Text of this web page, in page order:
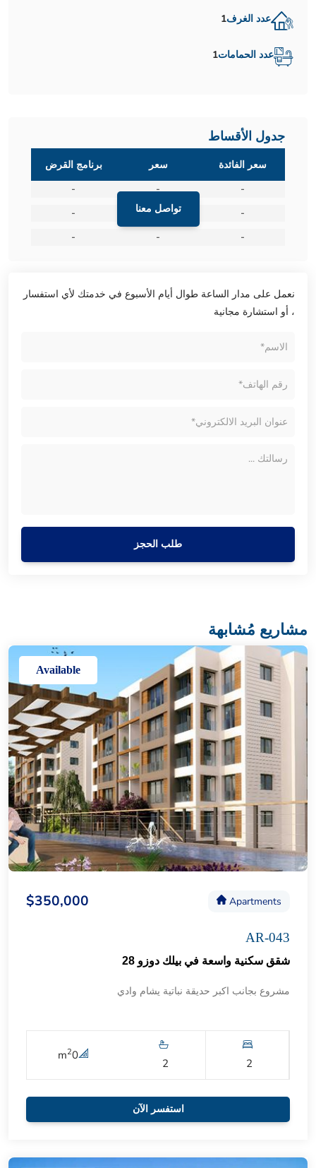
عدد الغرف1
عدد الحمامات1
جدول الأقساط
تواصل معنا
سعر الفائدة سعر
برنامج القرض
-
-
-
-
-
-
-
-
-
نعمل على مدار الساعة طوال أيام الأسبوع في خدمتك لأي استفسار
، أو استشارة مجانية
طلب الحجز
مشاريع مُشابهة
Available
Apartments
$350,000
AR-043
شقق سكنية واسعة في بيلك دوزو 28
مشروع بجانب اكبر حديقة نباتية يشام وادي
2
2
0
m2
استفسر الآن